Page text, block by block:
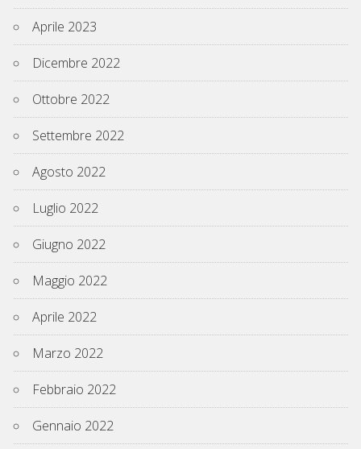
Aprile 2023
Dicembre 2022
Ottobre 2022
Settembre 2022
Agosto 2022
Luglio 2022
Giugno 2022
Maggio 2022
Aprile 2022
Marzo 2022
Febbraio 2022
Gennaio 2022